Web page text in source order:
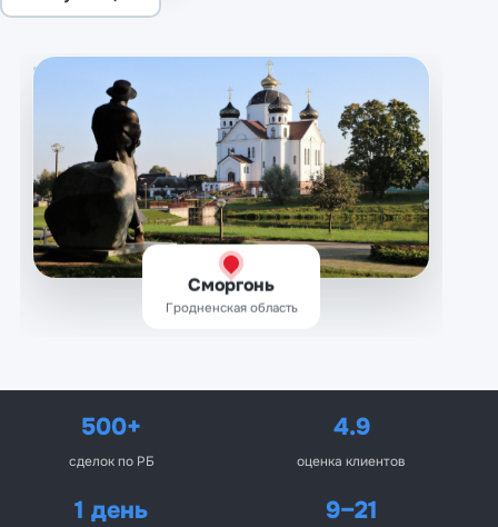
Сморгонь
Гродненская область
500+
сделок по РБ
4.9
оценка клиентов
1 день 9–21